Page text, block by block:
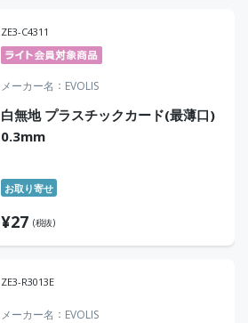
ZE3-C4311
メーカー名 EVOLIS
白無地 プラスチックカード(最薄口)
0.3mm
お取り寄せ
¥27 (税抜)
ZE3-R3013E
メーカー名 EVOLIS